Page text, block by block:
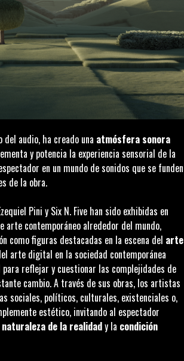
del audio, ha creado una atmósfera sonora
y potencia la experiencia sensorial de la
en un mundo de sonidos que se funden
de la obra.
Pini y Six N. Five han sido exhibidas en
arte contemporáneo alrededor del mundo,
como figuras destacadas en la escena del arte
arte digital en la sociedad contemporánea
para reflejar y cuestionar las complejidades de
cambio. A través de sus obras, los artistas
sociales, políticos, culturales, existenciales o,
estético, invitando al espectador
naturaleza de la realidady la condición